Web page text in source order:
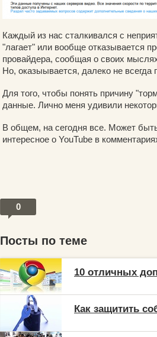
Каждый из нас сталкивался с
"лагает" или вообще отказывается
провайдера, сообщая о своих
Но, оказыывается, далеко не всегда
Для того, чтобы понять причину
данные. Лично меня удивили
В общем, на сегодня все. Может
интересное о YouTube в
0
Посты по теме
10 отличных
Как защитить